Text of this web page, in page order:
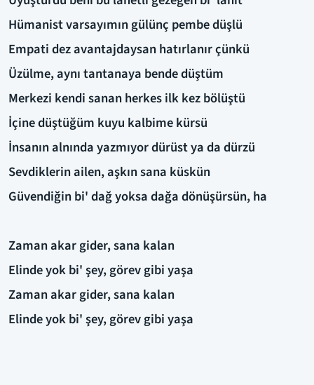
Hümanist varsayımın gülünç pembe düşlü
Empati dez avantajdaysan hatırlanır çünkü
Üzülme, aynı tantanaya bende düştüm
Merkezi kendi sanan herkes ilk kez bölüştü
İçine düştüğüm kuyu kalbime kürsü
İnsanın alnında yazmıyor dürüst ya da dürzü
Sevdiklerin ailen, aşkın sana küskün
Güvendiğin bi' dağ yoksa dağa dönüşürsün, ha
Zaman akar gider, sana kalan
Elinde yok bi' şey, görev gibi yaşa
Zaman akar gider, sana kalan
Elinde yok bi' şey, görev gibi yaşa